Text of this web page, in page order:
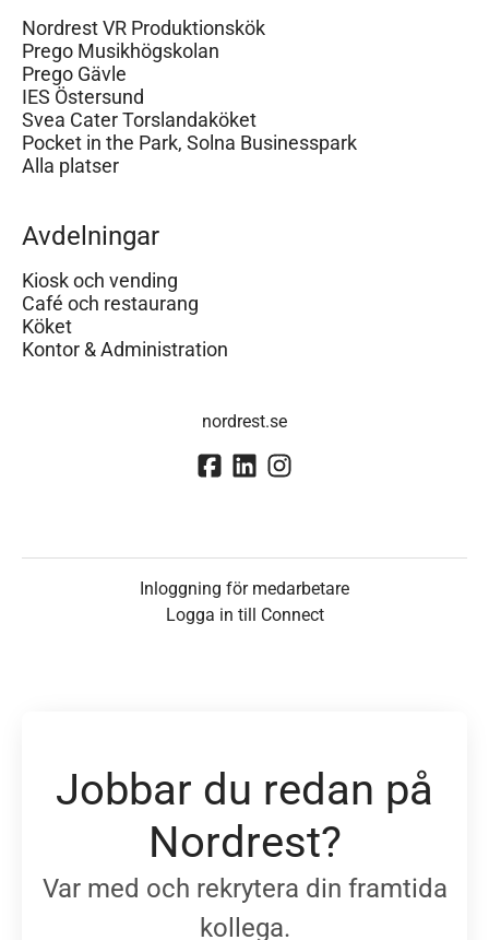
Nordrest VR Produktionskök
Prego Musikhögskolan
Prego Gävle
IES Östersund
Svea Cater Torslandaköket
Pocket in the Park, Solna Businesspark
Alla platser
Avdelningar
Kiosk och vending
Café och restaurang
Köket
Kontor & Administration
nordrest.se
Inloggning för medarbetare
Logga in till Connect
Jobbar du redan på
Nordrest?
Var med och rekrytera din framtida
kollega.